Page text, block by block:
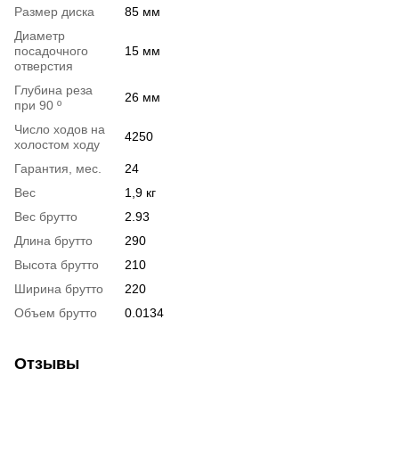
Размер диска
85 мм
Диаметр
посадочного
отверстия
15 мм
Глубина реза
при 90 º
26 мм
Число ходов на
холостом ходу
4250
Гарантия, мес.
24
Вес
1,9 кг
Вес брутто
2.93
Длина брутто
290
Высота брутто
210
Ширина брутто
220
Объем брутто
0.0134
Отзывы